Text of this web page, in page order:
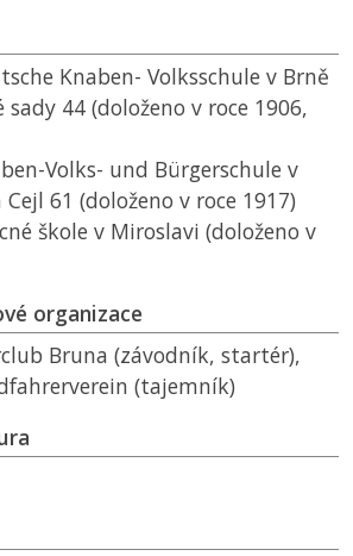
Knaben- Volksschule v Brně
sady 44 (doloženo v roce 1906,
Volks- und Bürgerschule v
61 (doloženo v roce 1917)
škole v Miroslavi (doloženo v
organizace
Bruna (závodník, startér),
(tajemník)